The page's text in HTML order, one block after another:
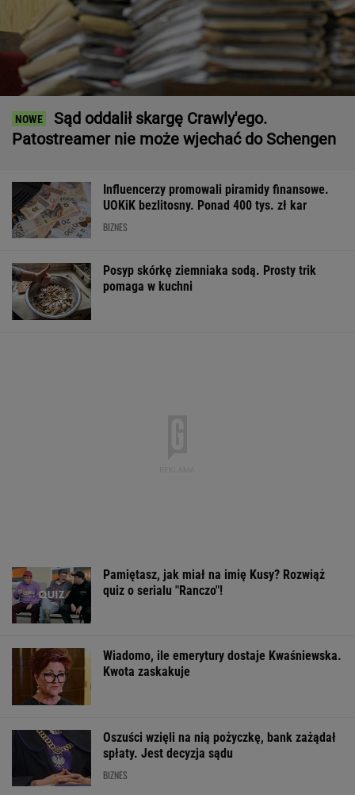
Sąd oddalił skargę Crawly'ego.
Patostreamer nie może wjechać do Schengen
Influencerzy promowali piramidy finansowe.
UOKiK bezlitosny. Ponad 400 tys. zł kar
BIZNES
Posyp skórkę ziemniaka sodą. Prosty trik
pomaga w kuchni
Pamiętasz, jak miał na imię Kusy? Rozwiąż
quiz o serialu "Ranczo"!
Wiadomo, ile emerytury dostaje Kwaśniewska.
Kwota zaskakuje
Oszuści wzięli na nią pożyczkę, bank zażądał
spłaty. Jest decyzja sądu
BIZNES